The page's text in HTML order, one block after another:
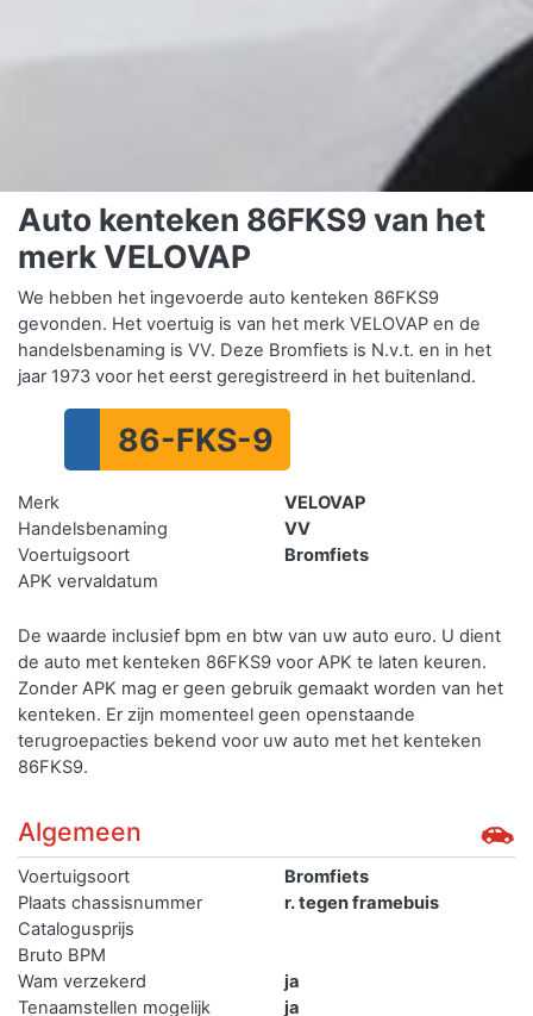
Auto kenteken 86FKS9 van het
merk VELOVAP
We hebben het ingevoerde auto kenteken 86FKS9
gevonden. Het voertuig is van het merk VELOVAP en de
handelsbenaming is VV. Deze Bromfiets is N.v.t. en in het
jaar 1973 voor het eerst geregistreerd in het buitenland.
86-FKS-9
Merk
VELOVAP
Handelsbenaming
VV
Voertuigsoort
Bromfiets
APK vervaldatum
De waarde inclusief bpm en btw van uw auto euro. U dient
de auto met kenteken 86FKS9 voor APK te laten keuren.
Zonder APK mag er geen gebruik gemaakt worden van het
kenteken. Er zijn momenteel geen openstaande
terugroepacties bekend voor uw auto met het kenteken
86FKS9.
Algemeen
Voertuigsoort
Bromfiets
Plaats chassisnummer
r. tegen framebuis
Catalogusprijs
Bruto BPM
Wam verzekerd
ja
Tenaamstellen mogelijk
ja